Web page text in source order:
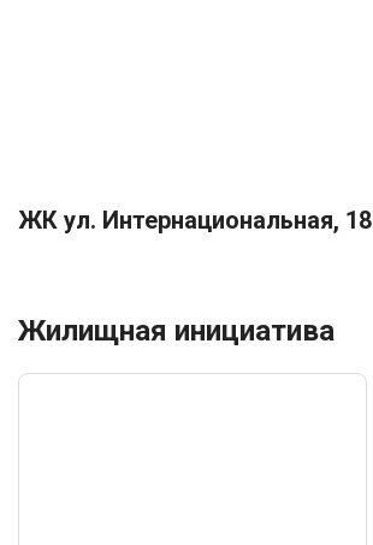
ЖК ул. Интернациональная, 18
Жилищная инициатива